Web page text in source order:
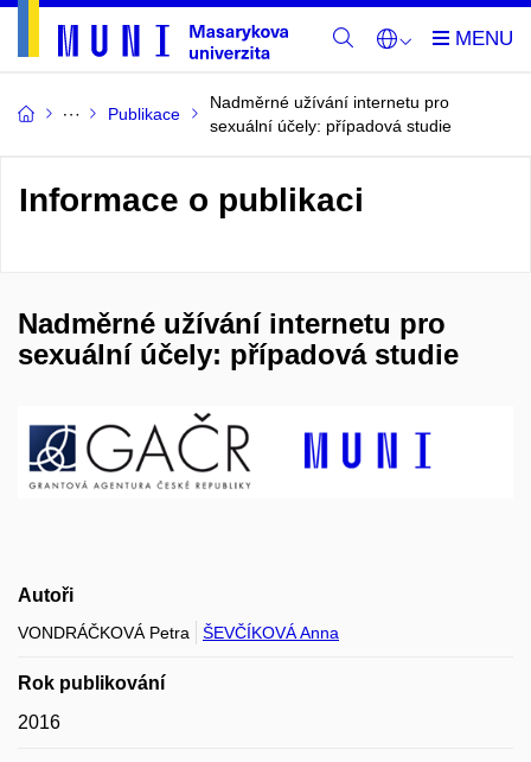
Publikace
Nadměrné užívání internetu pro
sexuální účely: případová studie
Informace o publikaci
Nadměrné užívání internetu pro
sexuální účely: případová studie
Autoři
VONDRÁČKOVÁ Petra ŠEVČÍKOVÁ Anna
Rok publikování
2016